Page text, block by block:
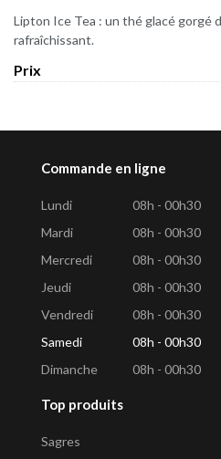
Lipton Ice Tea : un thé glacé gorgé
rafraîchissant.
Prix
Commande en ligne
Lundi
08h - 00h30
Mardi
08h - 00h30
Mercredi
08h - 00h30
Jeudi
08h - 00h30
Vendredi
08h - 00h30
Samedi
08h - 00h30
Dimanche
08h - 00h30
Top produits
Sagres